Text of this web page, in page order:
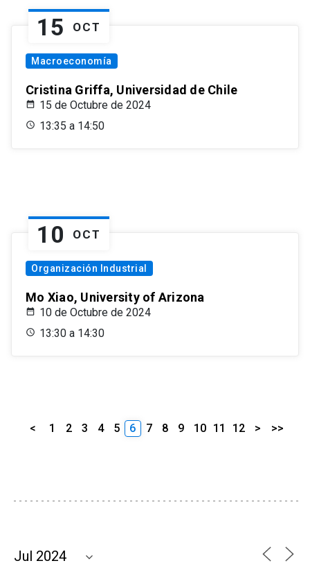
15 OCT
Macroeconomía
Cristina Griffa, Universidad de Chile
15 de Octubre de 2024
13:35 a 14:50
10 OCT
Organización Industrial
Mo Xiao, University of Arizona
10 de Octubre de 2024
13:30 a 14:30
< 1 2 3 4 5 6 7 8 9 10 11 12 > >>